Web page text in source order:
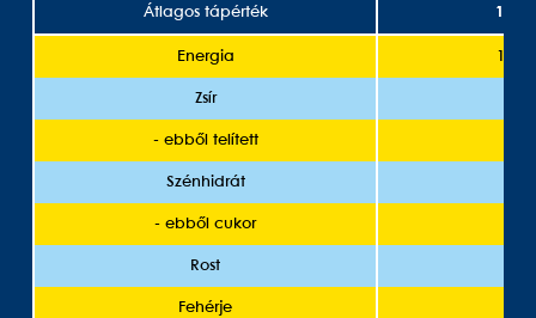
Átlagos tápérték 100
Energia
Zsír
- ebből telített
Szénhidrát
- ebből cukor
Rost
Fehérje